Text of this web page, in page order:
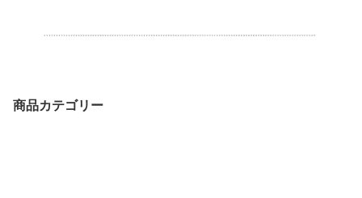
商品カテゴリー